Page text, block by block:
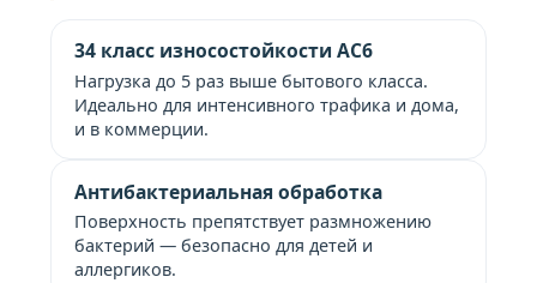
34 класс износостойкости AC6
Нагрузка до 5 раз выше бытового класса.
Идеально для интенсивного трафика и дома,
и в коммерции.
Антибактериальная обработка
Поверхность препятствует размножению
бактерий — безопасно для детей и
аллергиков.